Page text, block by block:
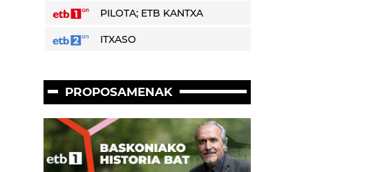
PILOTA; ETB KANTXA
ITXASO
PROPOSAMENAK